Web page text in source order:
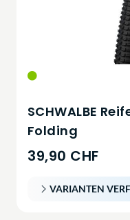
SCHWALBE
Folding
39,90 CHF
VARIANTEN